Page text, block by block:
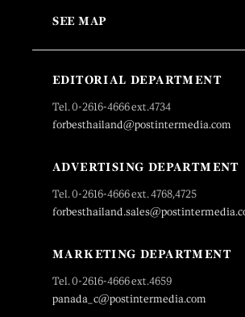
SEE MAP
EDITORIAL DEPARTMENT
Tel. 0-2616-4666 ext.4734
forbesthailand@postintermedia.com
ADVERTISING DEPARTMENT
Tel. 0-2616-4666 ext. 4768,4725
MARKETING DEPARTMENT
Tel. 0-2616-4666 ext.4659
panada_c@postintermedia.com